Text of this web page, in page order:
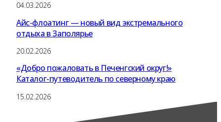
04.03.2026
Айс-флоатинг — новый вид экстремального
отдыха в Заполярье
20.02.2026
«Добро пожаловать в Печенгский округ!»
Каталог-путеводитель по северному краю
15.02.2026